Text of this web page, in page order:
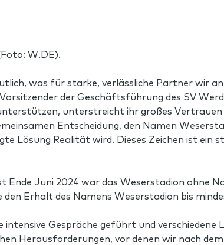
W.DE).
was für starke, verlässliche Partner wir
der Geschäftsführung des SV
unterstreicht ihr großes Vertrauen
Entscheidung, den Namen
Lösung Realität wird. Dieses Zeichen ist ein
Juni 2024 war das Weserstadion ohne
Erhalt des Namens Weserstadion bis
Gespräche geführt und
Herausforderungen, vor denen wir nach